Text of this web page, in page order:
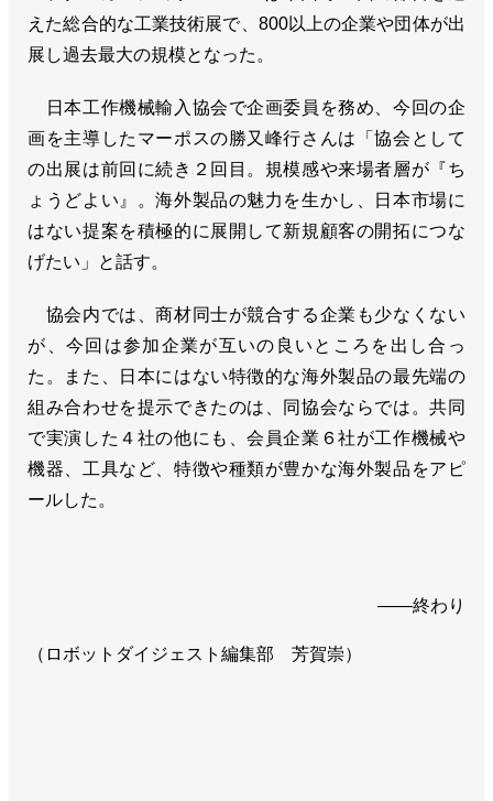
えた総合的な工業技術展で、800以上の企業や団体が出
展し過去最大の規模となった。
日本工作機械輸入協会で企画委員を務め、今回の企
画を主導したマーポスの勝又峰行さんは「協会として
の出展は前回に続き２回目。規模感や来場者層が『ち
ょうどよい』。海外製品の魅力を生かし、日本市場に
はない提案を積極的に展開して新規顧客の開拓につな
げたい」と話す。
協会内では、商材同士が競合する企業も少なくない
が、今回は参加企業が互いの良いところを出し合っ
た。また、日本にはない特徴的な海外製品の最先端の
組み合わせを提示できたのは、同協会ならでは。共同
で実演した４社の他にも、会員企業６社が工作機械や
機器、工具など、特徴や種類が豊かな海外製品をアピ
ールした。
――終わり
（ロボットダイジェスト編集部 芳賀崇）